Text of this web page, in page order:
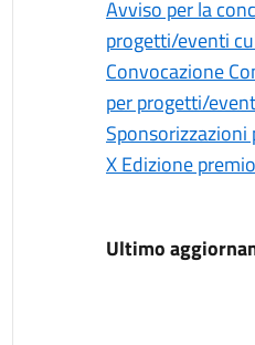
Avviso per la
progetti/eventi
Convocazione
per progetti/
X Edizione
Ultimo